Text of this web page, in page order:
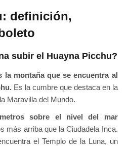
definición,
subir el Huayna Picchu?
la montaña que se encuentra al
Es la cumbre que destaca en la
Maravilla del Mundo.
sobre el nivel del mar
más arriba que la Ciudadela Inca.
el Templo de la Luna, un